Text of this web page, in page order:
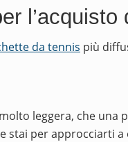
da tennis più
leggera, che una
stai per approcciarti